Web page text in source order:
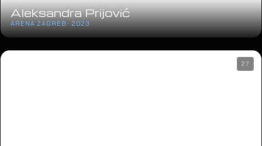
Aleksandra Prijović
ARENA ZAGREB · 2023
27